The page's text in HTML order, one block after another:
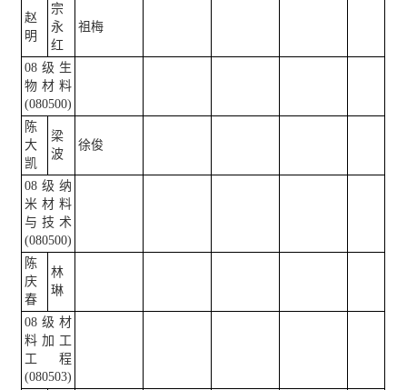
赵
明
宗
永
红
祖梅
08级生
物材料
(080500)
陈
大
凯
梁
波
徐俊
08级纳
米材料
与技术
(080500)
陈
庆
春
林
琳
08级材
料加工
工程
(080503)